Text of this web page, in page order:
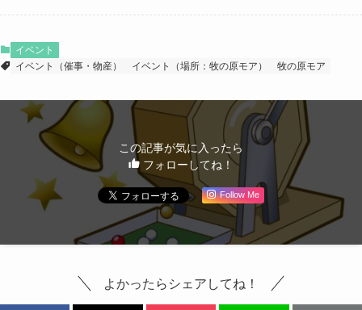
イベント
イベント（催事・物産）
イベント（場所：牧の原モア） 牧の原モア
この記事が気に入ったら
フォローしてね！
Follow Me
よかったらシェアしてね！